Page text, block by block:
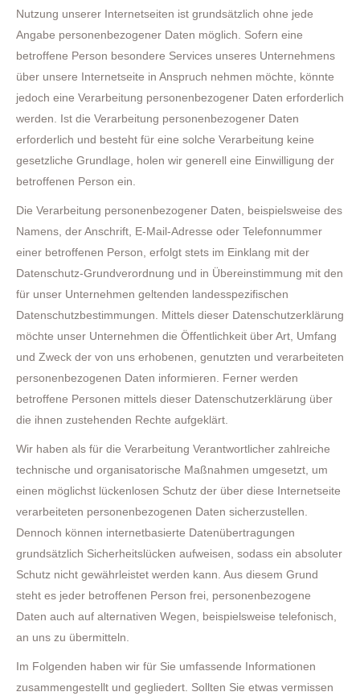
Nutzung unserer Internetseiten ist grundsätzlich ohne jede
Angabe personenbezogener Daten möglich. Sofern eine
betroffene Person besondere Services unseres Unternehmens
über unsere Internetseite in Anspruch nehmen möchte, könnte
jedoch eine Verarbeitung personenbezogener Daten erforderlich
werden. Ist die Verarbeitung personenbezogener Daten
erforderlich und besteht für eine solche Verarbeitung keine
gesetzliche Grundlage, holen wir generell eine Einwilligung der
betroffenen Person ein.
Die Verarbeitung personenbezogener Daten, beispielsweise des
Namens, der Anschrift, E-Mail-Adresse oder Telefonnummer
einer betroffenen Person, erfolgt stets im Einklang mit der
Datenschutz-Grundverordnung und in Übereinstimmung mit den
für unser Unternehmen geltenden landesspezifischen
Datenschutzbestimmungen. Mittels dieser Datenschutzerklärung
möchte unser Unternehmen die Öffentlichkeit über Art, Umfang
und Zweck der von uns erhobenen, genutzten und verarbeiteten
personenbezogenen Daten informieren. Ferner werden
betroffene Personen mittels dieser Datenschutzerklärung über
die ihnen zustehenden Rechte aufgeklärt.
Wir haben als für die Verarbeitung Verantwortlicher zahlreiche
technische und organisatorische Maßnahmen umgesetzt, um
einen möglichst lückenlosen Schutz der über diese Internetseite
verarbeiteten personenbezogenen Daten sicherzustellen.
Dennoch können internetbasierte Datenübertragungen
grundsätzlich Sicherheitslücken aufweisen, sodass ein absoluter
Schutz nicht gewährleistet werden kann. Aus diesem Grund
steht es jeder betroffenen Person frei, personenbezogene
Daten auch auf alternativen Wegen, beispielsweise telefonisch,
an uns zu übermitteln.
Im Folgenden haben wir für Sie umfassende Informationen
zusammengestellt und gegliedert. Sollten Sie etwas vermissen